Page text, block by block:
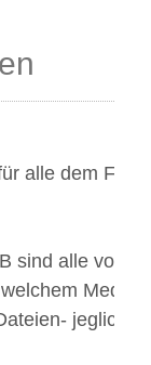
alle dem
sind alle vom